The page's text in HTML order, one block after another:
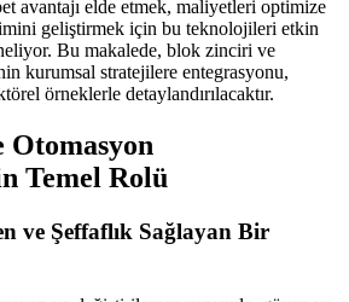
avantajı elde etmek, maliyetleri optimize
geliştirmek için bu teknolojileri etkin
Bu makalede, blok zinciri ve
kurumsal stratejilere entegrasyonu,
örneklerle detaylandırılacaktır.
Temel Rolü
ve Şeffaflık Sağlayan Bir